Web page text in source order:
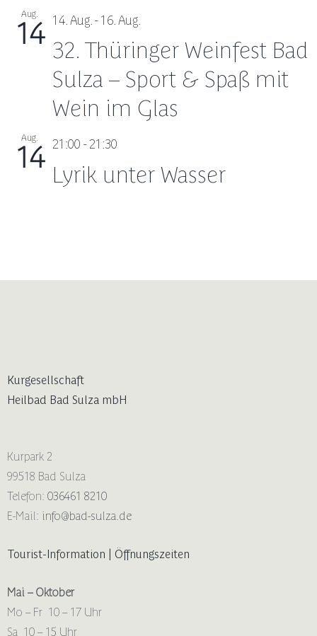
Aug.
14 14. Aug. -16. Aug.
32. Thüringer Weinfest Bad
Sulza – Sport & Spaß mit
Wein im Glas
Aug.
14 21:00 -21:30
Lyrik unter Wasser
Kurgesellschaft
Heilbad Bad Sulza mbH
Kurpark 2
99518 Bad Sulza
Telefon: 036461 8210
E-Mail: info@bad-sulza.de
Tourist-Information | Öffnungszeiten
Mai – Oktober
Mo – Fr 10 – 17 Uhr
Sa 10 – 15 Uhr